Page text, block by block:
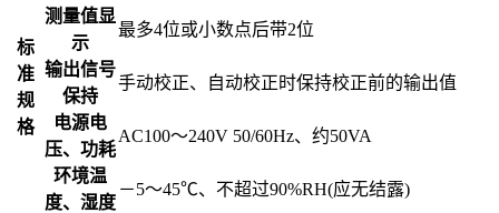
标
准
规
格
测量值显
示
最多4位或小数点后带2位
输出信号
保持
手动校正、自动校正时保持校正前的输出值
电源电
压、功耗
AC100～240V 50/60Hz、约50VA
环境温
度、湿度
－5～45℃、不超过90%RH(应无结露)